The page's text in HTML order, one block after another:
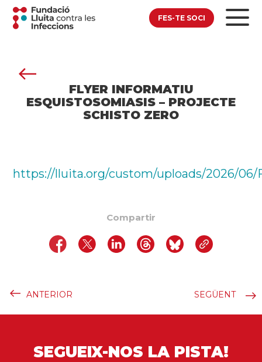
FES-TE SOCI
FLYER INFORMATIU
ESQUISTOSOMIASIS – PROJECTE
SCHISTO ZERO
https://lluita.org/custom/uploads/2026/06/
Compartir
ANTERIOR SEGÜENT
SEGUEIX-NOS LA PISTA!